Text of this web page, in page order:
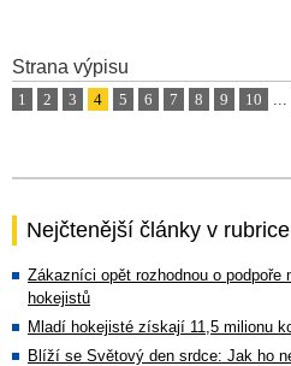
Strana výpisu
1 2 3 4 5 6 7 8 9 10 ...
Nejčtenější články v rubrice
Zákazníci opět rozhodnou o podpoře
hokejistů
Mladí hokejisté získají 11,5 milionu
Blíží se Světový den srdce: Jak ho